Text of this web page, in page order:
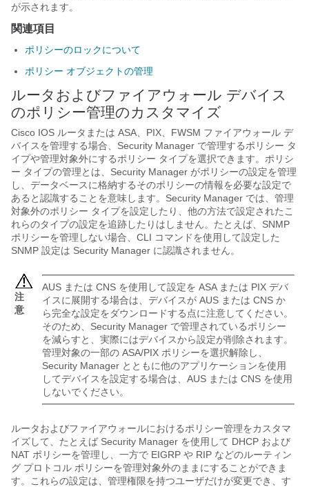
が示されます。
関連項目
ポリシーのロックについて
ポリシー オブジェクトの管理
ルータおよびファイアウォール デバイス
のポリシー管理のカスタマイズ
Cisco IOS ルータまたは ASA、PIX、FWSM ファイアウォール デ
バイスを管理する場合、Security Manager で管理するポリシー タ
イプや管理対象外にするポリシー タイプを選択できます。ポリシ
ー タイプの管理とは、Security Manager がポリシーの設定を管理
し、データベースに格納するそのポリシーの情報を必要な設定で
あると認識することを意味します。Security Manager では、管理
対象外のポリシー タイプを設定したり、他の方法で設定されたこ
れらのタイプの設定を追跡したりはしません。たとえば、SNMP
ポリシーを管理しない場合、CLI コマンドを使用して設定した
SNMP 設定は Security Manager に認識されません。
注
意
AUS または CNS を使用して設定を ASA または PIX デバ
イスに展開する場合は、デバイスが AUS または CNS か
ら完全な設定をダウンロードする点に注意してください。
そのため、Security Manager で管理されているポリシー
を減らすと、実際にはデバイスから設定が削除されます。
管理対象の一部の ASA/PIX ポリシーを選択解除し、
Security Manager とともに他のアプリケーションを使用
してデバイスを設定する場合は、AUS または CNS を使用
しないでください。
ルータおよびファイアウォールにおけるポリシー管理をカスタマ
イズして、たとえば Security Manager を使用して DHCP および
NAT ポリシーを管理し、一方で EIGRP や RIP などのルーティン
グ プロトコル ポリシーを管理対象外のままにすることができま
す。これらの設定は、管理権限を持つユーザだけが変更でき、す